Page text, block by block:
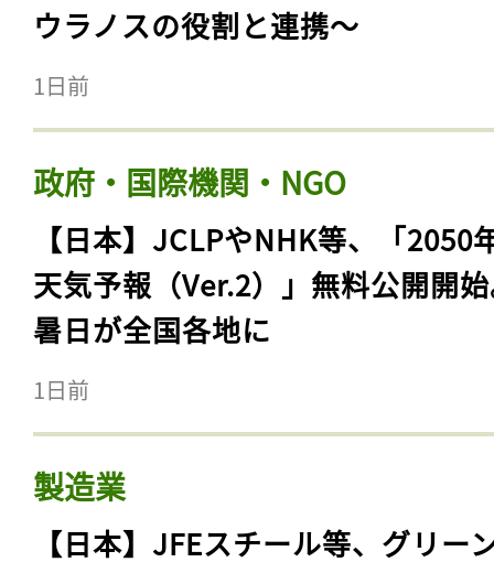
ウラノスの役割と連携〜
1日前
政府・国際機関・NGO
【日本】JCLPやNHK等、「2050
天気予報（Ver.2）」無料公開開
暑日が全国各地に
1日前
製造業
【日本】JFEスチール等、グリー